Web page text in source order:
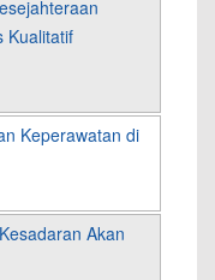
Kualitatif
Keperawatan di
Akan